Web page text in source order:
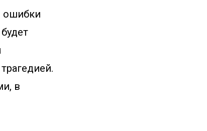
ошибки
в